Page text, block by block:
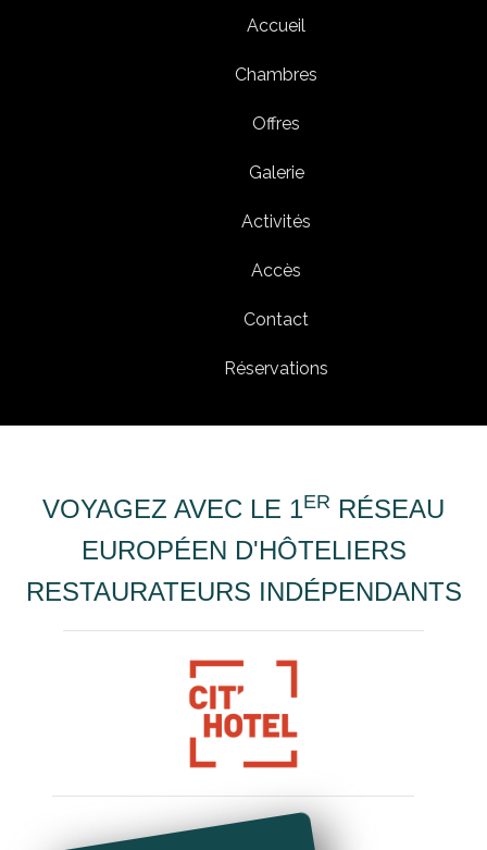
Accueil
Chambres
Offres
Galerie
Activités
Accès
Contact
Réservations
VOYAGEZ AVEC LE 1ER RÉSEAU
EUROPÉEN D'HÔTELIERS
RESTAURATEURS INDÉPENDANTS